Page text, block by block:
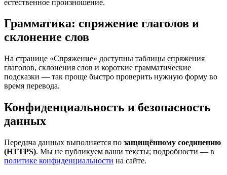
естественное произношение.
Грамматика: спряжение глаголов и
склонение слов
На странице «Спряжение» доступны таблицы спряжения
глаголов, склонения слов и короткие грамматические
подсказки — так проще быстро проверить нужную форму во
время перевода.
Конфиденциальность и безопасность
данных
Передача данных выполняется по защищённому соединению
(HTTPS). Мы не публикуем ваши тексты; подробности — в
политике конфиденциальности на сайте.